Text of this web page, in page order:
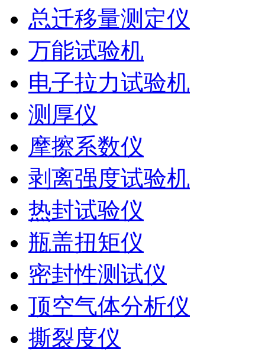
总迁移量测定仪
万能试验机
电子拉力试验机
测厚仪
摩擦系数仪
剥离强度试验机
热封试验仪
瓶盖扭矩仪
密封性测试仪
顶空气体分析仪
撕裂度仪